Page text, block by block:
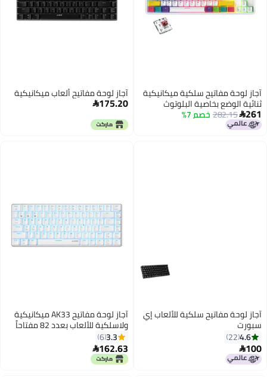
آجاز لوحة مفاتيح ألعاب ميكانيكية
175.20
إي آجاز لوحة مفاتيح AK33 ميكانيكية
ولاسلكية للألعاب بعدد 82 مفتاحاً
تعمل بتقنية البلوتوث 5.0 مزودة
بوضعين وميزة الاستجابة للضغط
على عدة أزرار وإضاءة خلفية لأجهزة
الكمبيوتر واللابتوب أبيض